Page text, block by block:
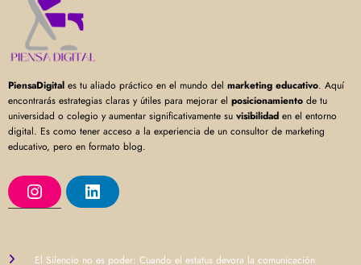
PiensaDigital es tu aliado práctico en el mundo del marketing educativo. Aquí
encontrarás estrategias claras y útiles para mejorar el posicionamiento de tu
universidad o colegio y aumentar significativamente su visibilidad en el entorno
digital. Es como tener acceso a la experiencia de un consultor de marketing
educativo, pero en formato blog.
I
n
r
L
i
I
El Silencio no es poder: Cuando el estatus devora la comunicación